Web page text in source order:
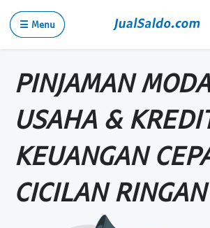
☰ Menu
PINJAMAN
USAHA &
KEUANGAN
CICILAN RINGAN